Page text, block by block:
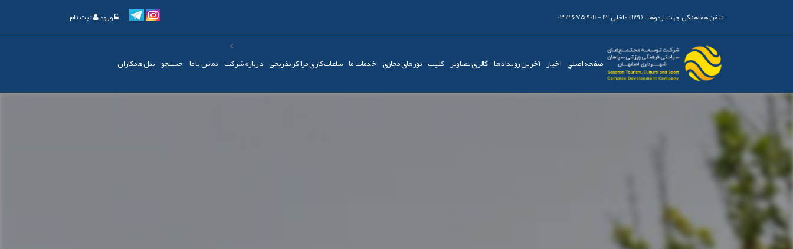
تلفن هماهنگی جهت اردوها :(129) داخلی 13 - 03136759011 ورود ثبت نام
صفحه اصلي اخبار آخرین رویدادها گالری تصاویر کليپ تورهای مجازی خدمات ما ساعات‌کاری مراکز تفریحی درباره شرکت تماس با ما جستجو پنل همکاران